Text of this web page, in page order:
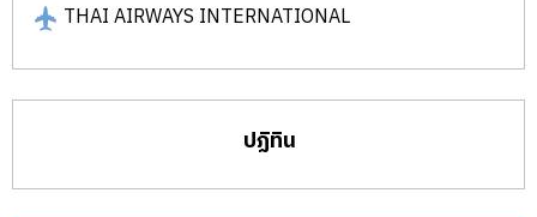
THAI AIRWAYS INTERNATIONAL
ปฏิทิน